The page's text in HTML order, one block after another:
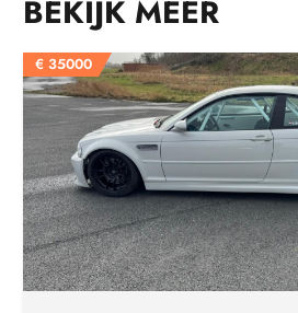
BEKIJK MEER
€ 35000